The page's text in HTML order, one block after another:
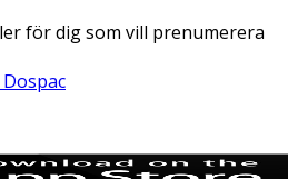
för dig som vill prenumerera